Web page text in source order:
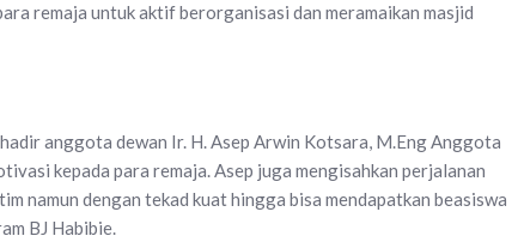
remaja untuk aktif berorganisasi dan meramaikan masjid
anggota dewan Ir. H. Asep Arwin Kotsara, M.Eng Anggota
kepada para remaja. Asep juga mengisahkan perjalanan
namun dengan tekad kuat hingga bisa mendapatkan beasiswa
BJ Habibie.